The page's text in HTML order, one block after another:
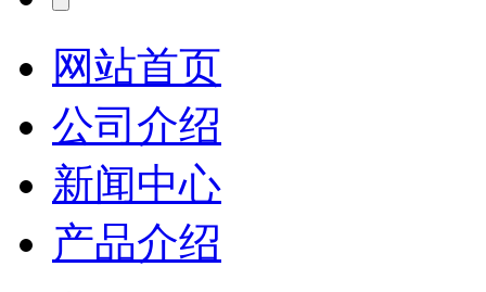
网站首页
公司介绍
新闻中心
产品介绍